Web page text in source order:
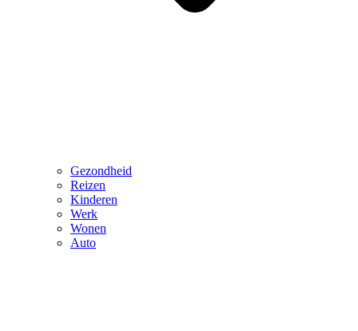
Gezondheid
Reizen
Kinderen
Werk
Wonen
Auto